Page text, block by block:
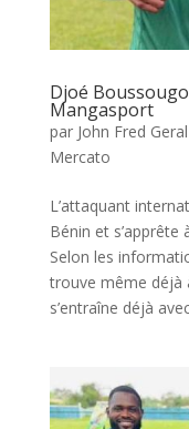
Djoé
Mangasport
par John Fred
Mercato
L’attaquant
Bénin et s’apprête
Selon les
trouve même déjà
s’entraîne déjà